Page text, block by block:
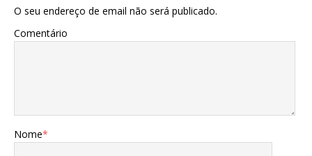
O seu endereço de email não será publicado.
Comentário
Nome*